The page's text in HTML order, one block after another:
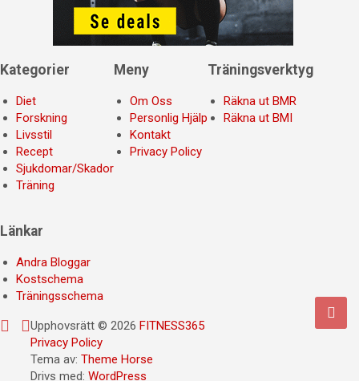
Kategorier
Diet
Forskning
Livsstil
Recept
Sjukdomar/Skador
Träning
Meny
Om Oss
Personlig Hjälp
Kontakt
Privacy Policy
Träningsverktyg
Räkna ut BMR
Räkna ut BMI
Länkar
Andra Bloggar
Kostschema
Träningsschema
Upphovsrätt © 2026 FITNESS365
Privacy Policy
Tema av: Theme Horse
Drivs med: WordPress